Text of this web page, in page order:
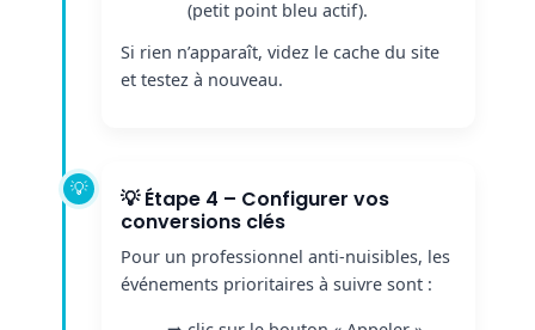
(petit point bleu actif).
Si rien n’apparaît, videz le cache du site
et testez à nouveau.
💡 Étape 4 – Configurer vos
conversions clés
Pour un professionnel anti-nuisibles, les
événements prioritaires à suivre sont :